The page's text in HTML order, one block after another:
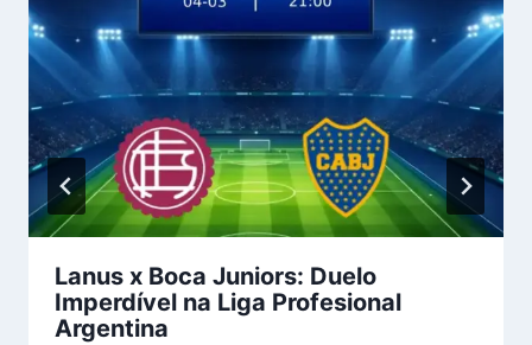
Lanus x Boca Juniors: Duelo
Imperdível na Liga Profesional
Argentina